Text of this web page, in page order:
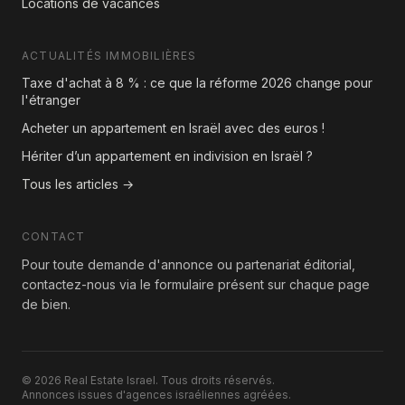
ACTUALITÉS IMMOBILIÈRES
Taxe d'achat à 8 % : ce que la réforme 2026 change pour
l'étranger
Acheter un appartement en Israël avec des euros !
Hériter d’un appartement en indivision en Israël ?
Tous les articles →
CONTACT
Pour toute demande d'annonce ou partenariat éditorial,
contactez-nous via le formulaire présent sur chaque page
de bien.
© 2026 Real Estate Israel. Tous droits réservés.
Annonces issues d'agences israéliennes agréées.